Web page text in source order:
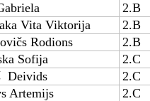
2.B
Vita Viktorija
2.B
Rodions
2.B
Sofija
2.C
Deivids
2.C
Artemijs
2.C